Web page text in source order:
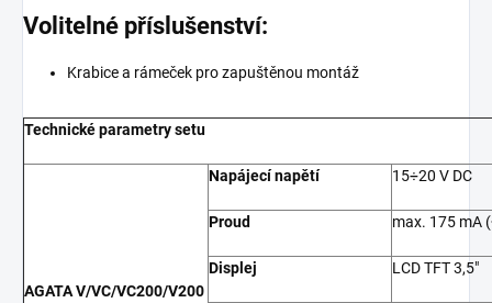
Volitelné příslušenství:
Krabice a rámeček pro zapuštěnou montáž
Technické parametry setu
AGATA V/VC/VC200/V200
Napájecí napětí 15÷20 V DC
Proud max. 175 mA
Displej LCD TFT 3,5"